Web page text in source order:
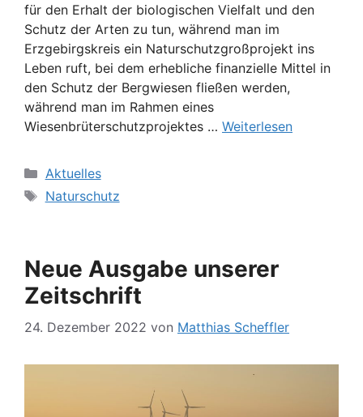
für den Erhalt der biologischen Vielfalt und den
Schutz der Arten zu tun, während man im
Erzgebirgskreis ein Naturschutzgroßprojekt ins
Leben ruft, bei dem erhebliche finanzielle Mittel in
den Schutz der Bergwiesen fließen werden,
während man im Rahmen eines
Wiesenbrüterschutzprojektes … Weiterlesen
Kategorien
Aktuelles
Schlagwörter
Naturschutz
Neue Ausgabe unserer
Zeitschrift
24. Dezember 2022 von Matthias Scheffler